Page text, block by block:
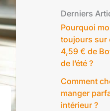
Derniers
Pourquoi
toujours sur
4,59 € de
de l’été ?
Comment
manger
intérieur ?